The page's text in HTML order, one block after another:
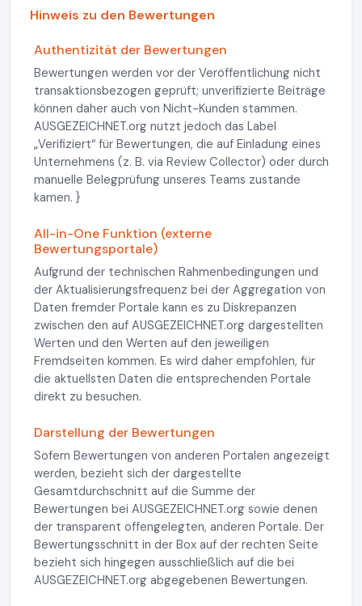
Hinweis zu den Bewertungen
Authentizität der Bewertungen
Bewertungen werden vor der Veröffentlichung nicht
transaktionsbezogen geprüft; unverifizierte Beiträge
können daher auch von Nicht-Kunden stammen.
AUSGEZEICHNET.org nutzt jedoch das Label
„Verifiziert“ für Bewertungen, die auf Einladung eines
Unternehmens (z. B. via Review Collector) oder durch
manuelle Belegprüfung unseres Teams zustande
kamen. }
All-in-One Funktion (externe
Bewertungsportale)
Aufgrund der technischen Rahmenbedingungen und
der Aktualisierungsfrequenz bei der Aggregation von
Daten fremder Portale kann es zu Diskrepanzen
zwischen den auf AUSGEZEICHNET.org dargestellten
Werten und den Werten auf den jeweiligen
Fremdseiten kommen. Es wird daher empfohlen, für
die aktuellsten Daten die entsprechenden Portale
direkt zu besuchen.
Darstellung der Bewertungen
Sofern Bewertungen von anderen Portalen angezeigt
werden, bezieht sich der dargestellte
Gesamtdurchschnitt auf die Summe der
Bewertungen bei AUSGEZEICHNET.org sowie denen
der transparent offengelegten, anderen Portale. Der
Bewertungsschnitt in der Box auf der rechten Seite
bezieht sich hingegen ausschließlich auf die bei
AUSGEZEICHNET.org abgegebenen Bewertungen.